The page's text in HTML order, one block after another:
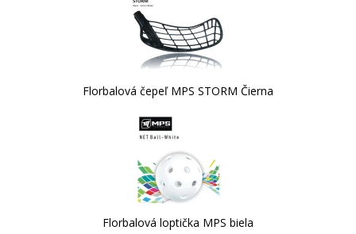
Florbalová čepeľ MPS STORM Čierna
Florbalová loptička MPS biela